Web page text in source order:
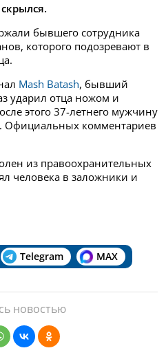
бывшего сотрудника
которого подозревают в
Mash Batash, бывший
ударил отца ножом и
этого 37-летнего мужчину
Официальных комментариев
из правоохранительных
человека в заложники и
Telegram MAX
новостью